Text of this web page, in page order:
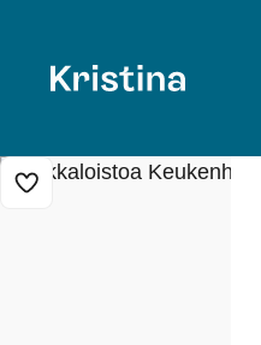
Lisää risteily suosikkeihin